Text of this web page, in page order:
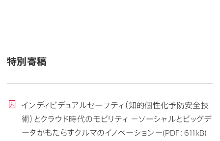
特別寄稿
インディビデュアルセーフティ（知的個性化予防安全技
術）とクラウド時代のモビリティ －ソーシャルとビッグデ
ータがもたらすクルマのイノベーション－(PDF：611kB)